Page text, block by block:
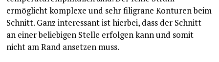
ermöglicht komplexe und sehr filigrane Konturen beim
Schnitt. Ganz interessant ist hierbei, dass der Schnitt
an einer beliebigen Stelle erfolgen kann und somit
nicht am Rand ansetzen muss.